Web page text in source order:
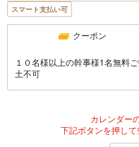
スマート支払い可
クーポン
１０名様以上の幹事様1名無料
土不可
カレンダー
下記ボタンを押して